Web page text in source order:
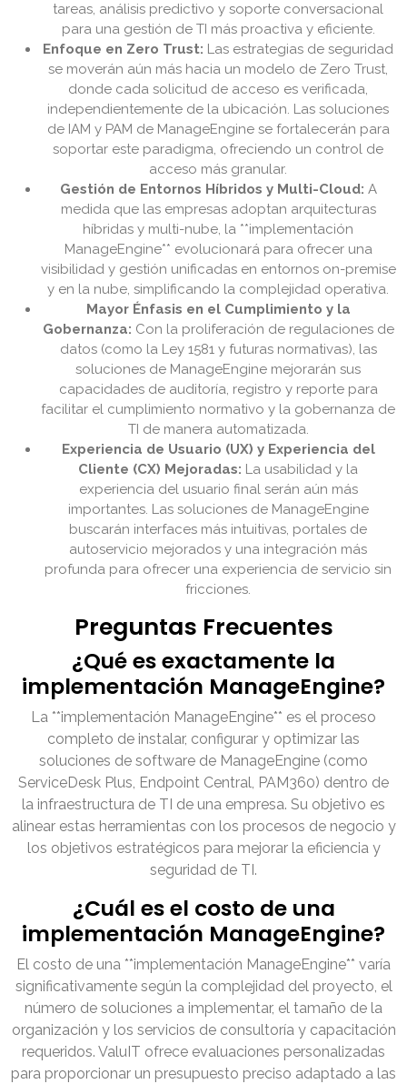
tareas, análisis predictivo y soporte conversacional
para una gestión de TI más proactiva y eficiente.
Enfoque en Zero Trust: Las estrategias de seguridad
se moverán aún más hacia un modelo de Zero Trust,
donde cada solicitud de acceso es verificada,
independientemente de la ubicación. Las soluciones
de IAM y PAM de ManageEngine se fortalecerán para
soportar este paradigma, ofreciendo un control de
acceso más granular.
Gestión de Entornos Híbridos y Multi-Cloud: A
medida que las empresas adoptan arquitecturas
híbridas y multi-nube, la **implementación
ManageEngine** evolucionará para ofrecer una
visibilidad y gestión unificadas en entornos on-premise
y en la nube, simplificando la complejidad operativa.
Mayor Énfasis en el Cumplimiento y la
Gobernanza: Con la proliferación de regulaciones de
datos (como la Ley 1581 y futuras normativas), las
soluciones de ManageEngine mejorarán sus
capacidades de auditoría, registro y reporte para
facilitar el cumplimiento normativo y la gobernanza de
TI de manera automatizada.
Experiencia de Usuario (UX) y Experiencia del
Cliente (CX) Mejoradas: La usabilidad y la
experiencia del usuario final serán aún más
importantes. Las soluciones de ManageEngine
buscarán interfaces más intuitivas, portales de
autoservicio mejorados y una integración más
profunda para ofrecer una experiencia de servicio sin
fricciones.
Preguntas Frecuentes
¿Qué es exactamente la
implementación ManageEngine?
La **implementación ManageEngine** es el proceso
completo de instalar, configurar y optimizar las
soluciones de software de ManageEngine (como
ServiceDesk Plus, Endpoint Central, PAM360) dentro de
la infraestructura de TI de una empresa. Su objetivo es
alinear estas herramientas con los procesos de negocio y
los objetivos estratégicos para mejorar la eficiencia y
seguridad de TI.
¿Cuál es el costo de una
implementación ManageEngine?
El costo de una **implementación ManageEngine** varía
significativamente según la complejidad del proyecto, el
número de soluciones a implementar, el tamaño de la
organización y los servicios de consultoría y capacitación
requeridos. ValuIT ofrece evaluaciones personalizadas
para proporcionar un presupuesto preciso adaptado a las